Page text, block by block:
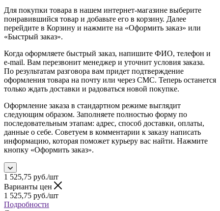
Для покупки товара в нашем интернет-магазине выберите
понравившийся товар и добавьте его в корзину. Далее
перейдите в Корзину и нажмите на «Оформить заказ» или
«Быстрый заказ».
Когда оформляете быстрый заказ, напишите ФИО, телефон и
e-mail. Вам перезвонит менеджер и уточнит условия заказа.
По результатам разговора вам придет подтверждение
оформления товара на почту или через СМС. Теперь останется
только ждать доставки и радоваться новой покупке.
Оформление заказа в стандартном режиме выглядит
следующим образом. Заполняете полностью форму по
последовательным этапам: адрес, способ доставки, оплаты,
данные о себе. Советуем в комментарии к заказу написать
информацию, которая поможет курьеру вас найти. Нажмите
кнопку «Оформить заказ».
1 525,75 руб./шт
Варианты цен
1 525,75 руб./шт
Подробности